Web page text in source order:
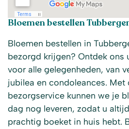
Bloemen bestellen
Bloemen bestellen in
bezorgd krijgen? Ontdek ons
voor alle gelegenheden, van
jubilea en condoleances. Met
bezorgservice kunnen we je
dag nog leveren, zodat u
prachtig boeket in huis hebt.